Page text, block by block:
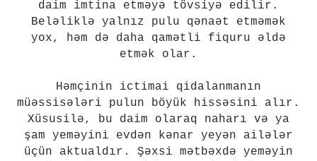
daim imtina etməyə tövsiyə edilir.
Beləliklə yalnız pulu qənaət etməmək
yox, həm də daha qamətli fiquru əldə
etmək olar.
Həmçinin ictimai qidalanmanın
müəssisələri pulun böyük hissəsini alır.
Xüsusilə, bu daim olaraq naharı və ya
şam yeməyini evdən kənar yeyən ailələr
üçün aktualdır. Şəxsi mətbəxdə yeməyin